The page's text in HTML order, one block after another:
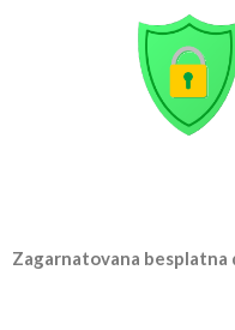
Zagarnatovana besplatna